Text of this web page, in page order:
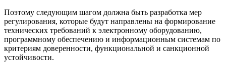
Поэтому следующим шагом должна быть разработка мер
регулирования, которые будут направлены на формирование
технических требований к электронному оборудованию,
программному обеспечению и информационным системам по
критериям доверенности, функциональной и санкционной
устойчивости.